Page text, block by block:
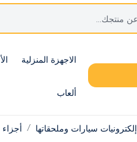
الاجهزة المنزلية
ألعاب
إلكترونيات سيارات وملحقاتها أجزاء